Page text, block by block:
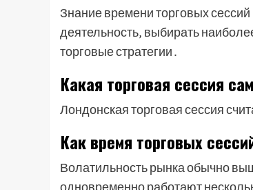
Знание времени торговых
деятельность‚ выбирать
торговые стратегии․
Какая торговая сессия
Лондонская торговая сессия
Как время торговых
Волатильность рынка обычно
одновременно работают